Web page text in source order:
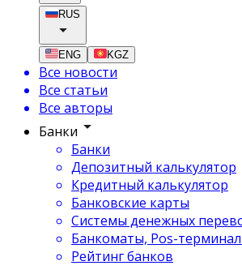
RUS
ENG KGZ
Все новости
Все статьи
Все авторы
Банки
Банки
Депозитный калькулятор
Кредитный калькулятор
Банковские карты
Системы денежных
Банкоматы, Pos-
Рейтинг банков